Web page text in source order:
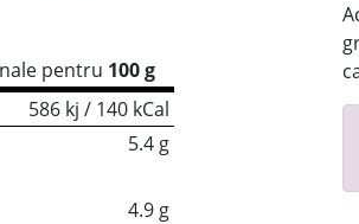
pentru 100 g
586 kj / 140 kCal
5.4 g
4.9 g